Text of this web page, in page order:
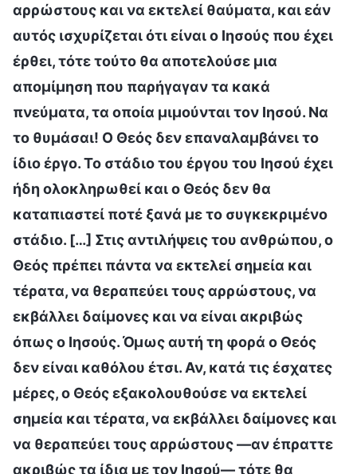
αρρώστους και να εκτελεί θαύματα, και εάν
αυτός ισχυρίζεται ότι είναι ο Ιησούς που έχει
έρθει, τότε τούτο θα αποτελούσε μια
απομίμηση που παρήγαγαν τα κακά
πνεύματα, τα οποία μιμούνται τον Ιησού. Να
το θυμάσαι! Ο Θεός δεν επαναλαμβάνει το
ίδιο έργο. Το στάδιο του έργου του Ιησού έχει
ήδη ολοκληρωθεί και ο Θεός δεν θα
καταπιαστεί ποτέ ξανά με το συγκεκριμένο
στάδιο. […] Στις αντιλήψεις του ανθρώπου, ο
Θεός πρέπει πάντα να εκτελεί σημεία και
τέρατα, να θεραπεύει τους αρρώστους, να
εκβάλλει δαίμονες και να είναι ακριβώς
όπως ο Ιησούς. Όμως αυτή τη φορά ο Θεός
δεν είναι καθόλου έτσι. Αν, κατά τις έσχατες
μέρες, ο Θεός εξακολουθούσε να εκτελεί
σημεία και τέρατα, να εκβάλλει δαίμονες και
να θεραπεύει τους αρρώστους —αν έπραττε
ακριβώς τα ίδια με τον Ιησού— τότε θα